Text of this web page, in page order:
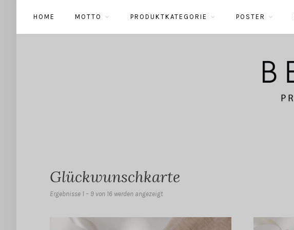
HOME MOTTO PRODUKTKATEGORIE POSTER
Glückwunschkarte
Ergebnisse 1 – 9 von 16 werden angezeigt